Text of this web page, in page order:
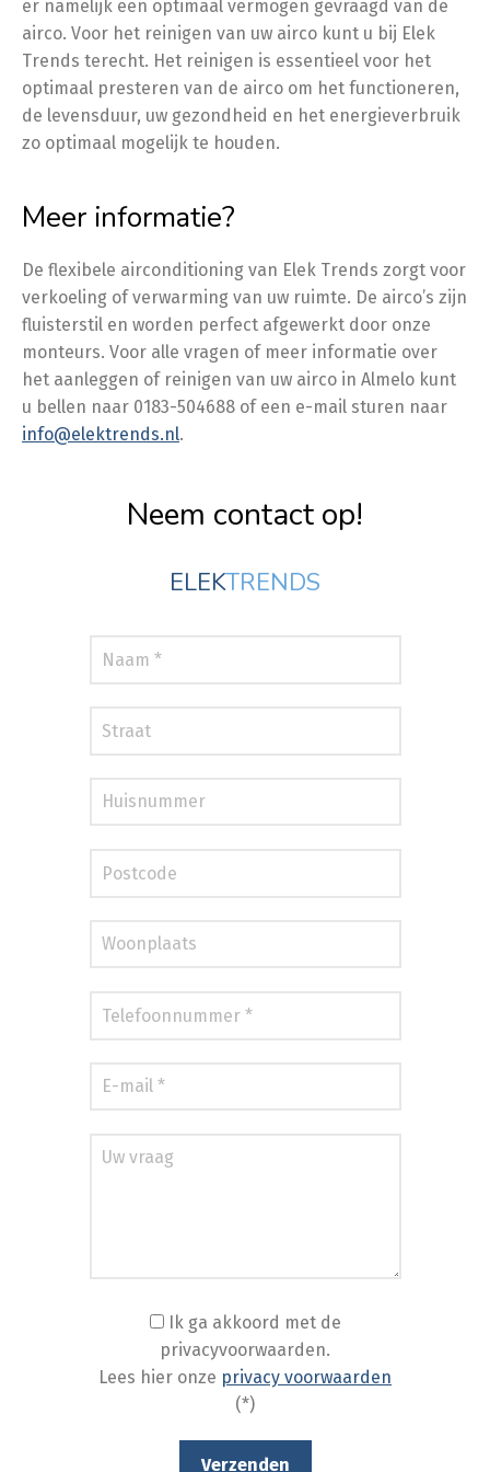
er namelijk een optimaal vermogen gevraagd van de
airco. Voor het reinigen van uw airco kunt u bij Elek
Trends terecht. Het reinigen is essentieel voor het
optimaal presteren van de airco om het functioneren,
de levensduur, uw gezondheid en het energieverbruik
zo optimaal mogelijk te houden.
Meer informatie?
De flexibele airconditioning van Elek Trends zorgt voor
verkoeling of verwarming van uw ruimte. De airco’s zijn
fluisterstil en worden perfect afgewerkt door onze
monteurs. Voor alle vragen of meer informatie over
het aanleggen of reinigen van uw airco in Almelo kunt
u bellen naar 0183-504688 of een e-mail sturen naar
info@elektrends.nl.
Neem contact op!
ELEKTRENDS
Ik ga akkoord met de
privacyvoorwaarden.
Lees hier onze privacy voorwaarden
(*)